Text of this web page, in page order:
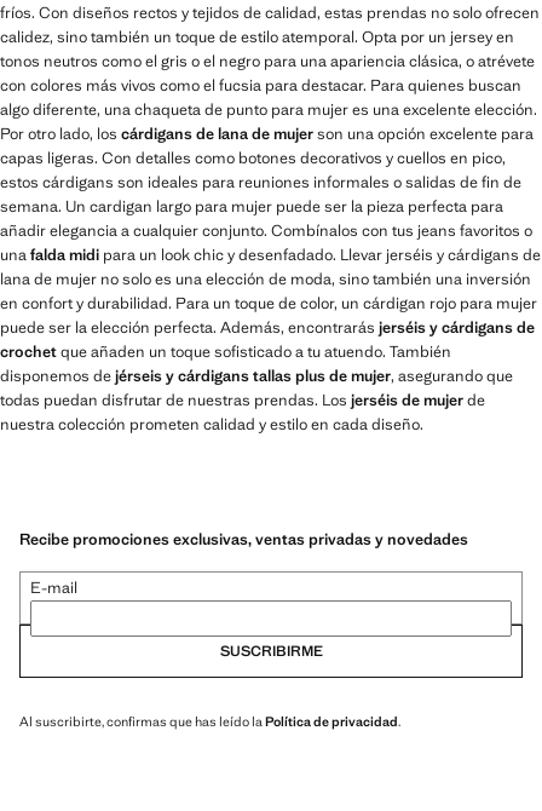
fríos. Con diseños rectos y tejidos de calidad, estas prendas no solo ofrecen
calidez, sino también un toque de estilo atemporal. Opta por un jersey en
tonos neutros como el gris o el negro para una apariencia clásica, o atrévete
con colores más vivos como el fucsia para destacar. Para quienes buscan
algo diferente, una chaqueta de punto para mujer es una excelente elección.
Por otro lado, los cárdigans de lana de mujerson una opción excelente para
capas ligeras. Con detalles como botones decorativos y cuellos en pico,
estos cárdigans son ideales para reuniones informales o salidas de fin de
semana. Un cardigan largo para mujer puede ser la pieza perfecta para
añadir elegancia a cualquier conjunto. Combínalos con tus jeans favoritos o
unafalda midi para un look chic y desenfadado. Llevar jerséis y cárdigans de
lana de mujer no solo es una elección de moda, sino también una inversión
en confort y durabilidad. Para un toque de color, un cárdigan rojo para mujer
puede ser la elección perfecta. Además, encontrarás jerséis y cárdigans de
crochetque añaden un toque sofisticado a tu atuendo. También
disponemos dejérseis y cárdigans tallas plus de mujer, asegurando que
todas puedan disfrutar de nuestras prendas. Los jerséis de mujerde
nuestra colección prometen calidad y estilo en cada diseño.
Recibe promociones exclusivas, ventas privadas y novedades
E-mail
SUSCRIBIRME
Al suscribirte, confirmas que has leído la Política de privacidad.